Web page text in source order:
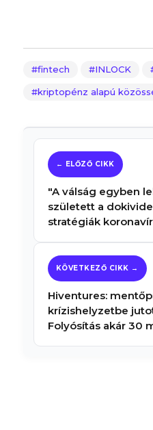
fintech INLOCK
kriptopénz alapú
"A válság egyben
született a
stratégiák
Hiventures:
krízishelyzetbe
Folyósítás akár 30